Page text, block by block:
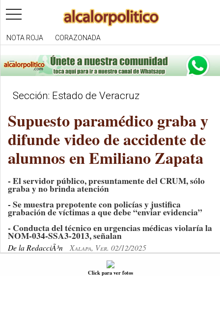
toggle
navigation
NOTA ROJA CORAZONADA
Sección: Estado de Veracruz
Supuesto paramédico graba y
difunde video de accidente de
alumnos en Emiliano Zapata
- El servidor público, presuntamente del CRUM, sólo
graba y no brinda atención
- Se muestra prepotente con policías y justifica
grabación de víctimas a que debe “enviar evidencia”
- Conducta del técnico en urgencias médicas violaría la
NOM-034-SSA3-2013, señalan
De la RedacciÃ³n Xalapa, Ver. 02/12/2025
Click para ver fotos